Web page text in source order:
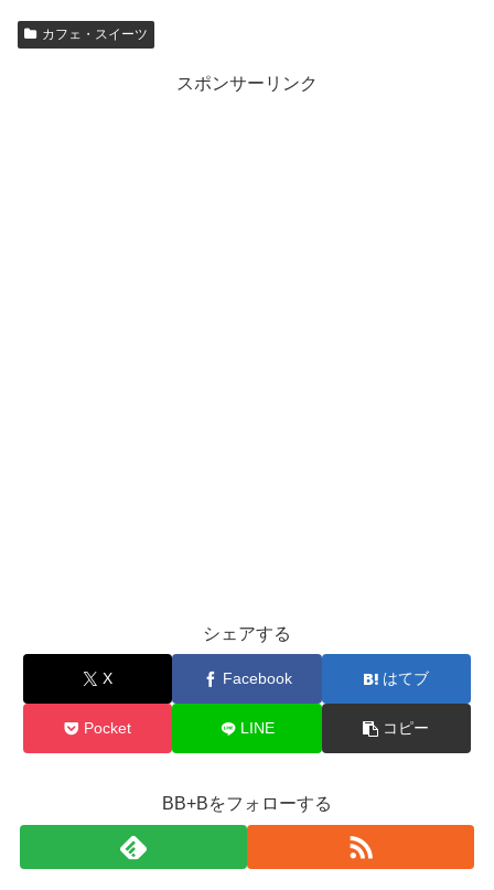
カフェ・スイーツ
スポンサーリンク
シェアする
X Facebook はてブ
Pocket LINE コピー
BB+Bをフォローする